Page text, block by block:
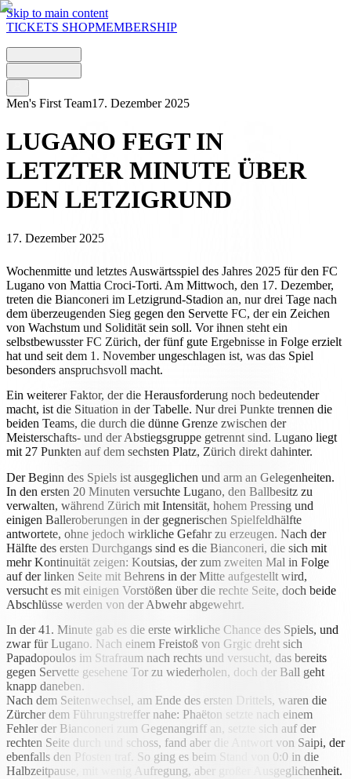
Skip to main content
TICKETS SHOPMEMBERSHIP
Men's First Team17. Dezember 2025
LUGANO FEGT IN
LETZTER MINUTE ÜBER
DEN LETZIGRUND
17. Dezember 2025
Wochenmitte und letztes Auswärtsspiel des Jahres 2025 für den FC
Lugano von Mattia Croci-Torti. Am Mittwoch, den 17. Dezember,
treten die Bianconeri im Letzigrund-Stadion an, nur drei Tage nach
dem überzeugenden Sieg gegen den Servette FC, der ein Zeichen
von Wachstum und Solidität sein soll. Vor ihnen steht ein
selbstbewusster FC Zürich, der fünf gute Ergebnisse in Folge erzielt
hat und seit dem 1. November ungeschlagen ist, was das Spiel
besonders anspruchsvoll macht.
Ein weiterer Faktor, der die Herausforderung noch bedeutender
macht, ist die Situation in der Tabelle. Nur drei Punkte trennen die
beiden Teams, die durch die dünne Grenze zwischen der
Meisterschafts- und der Abstiegsgruppe getrennt sind. Lugano liegt
mit 27 Punkten auf dem sechsten Platz, Zürich direkt dahinter.
Der Beginn des Spiels ist ausgeglichen und arm an Gelegenheiten.
In den ersten 20 Minuten versuchte Lugano, den Ballbesitz zu
verwalten, während Zürich mit Intensität, hohem Pressing und
einigen Balleroberungen in der gegnerischen Spielfeldhälfte
antwortete, ohne jedoch wirkliche Gefahr zu erzeugen. Nach der
Hälfte des ersten Durchgangs sind es die Bianconeri, die sich mit
mehr Kontinuität zeigen: Koutsias, der zum zweiten Mal in Folge
auf der linken Seite mit Behrens in der Mitte aufgestellt wird,
versucht es mit einigen Vorstößen über die rechte Seite, doch beide
Abschlüsse werden von der Abwehr abgewehrt.
In der 41. Minute gab es die erste wirkliche Chance des Spiels, und
zwar für Lugano. Nach einem Freistoß von Grgic dreht sich
Papadopoulos im Strafraum nach rechts und versucht, das bereits
gegen Servette gesehene Tor zu wiederholen, doch der Ball geht
knapp daneben.
Nach dem Seitenwechsel, am Ende des ersten Drittels, waren die
Zürcher dem Führungstreffer nahe: Phaëton setzte nach einem
Fehler der Bianconeri zum Gegenangriff an, setzte sich auf der
rechten Seite durch und schoss, fand aber die Antwort von Saipi, der
ebenfalls den Pfosten traf. So ging es beim Stand von 0:0 in die
Halbzeitpause, mit wenig Aufregung, aber großer Ausgeglichenheit.